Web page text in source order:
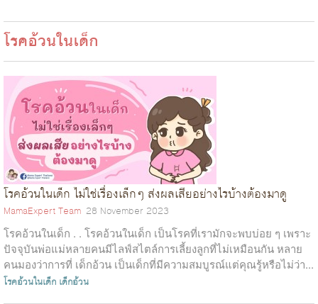
โรคอ้วนในเด็ก
โรคอ้วนในเด็ก ไม่ใช่เรื่องเล็กๆ ส่งผลเสียอย่างไรบ้างต้องมาดู
MamaExpert Team 28 November 2023
โรคอ้วนในเด็ก . . โรคอ้วนในเด็ก เป็นโรคที่เรามักจะพบบ่อย ๆ เพราะ
ปัจจุบันพ่อแม่หลายคนมีไลฟ์สไตล์การเลี้ยงลูกที่ไม่เหมือนกัน หลาย
คนมองว่าการที่ เด็กอ้วน เป็นเด็กที่มีความสมบูรณ์แต่คุณรู้หรือไม่ว่า...
โรคอ้วนในเด็ก เด็กอ้วน